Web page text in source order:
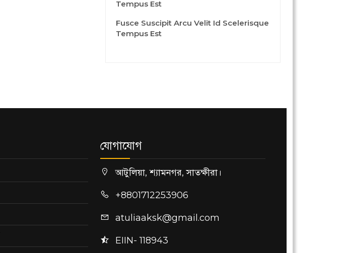
Tempus Est
Fusce Suscipit Arcu Velit Id Scelerisque
Tempus Est
যোগাযোগ
আটুলিয়া, শ্যামনগর, সাতক্ষীরা।
+8801712253906
atuliaaksk@gmail.com
EIIN- 118943